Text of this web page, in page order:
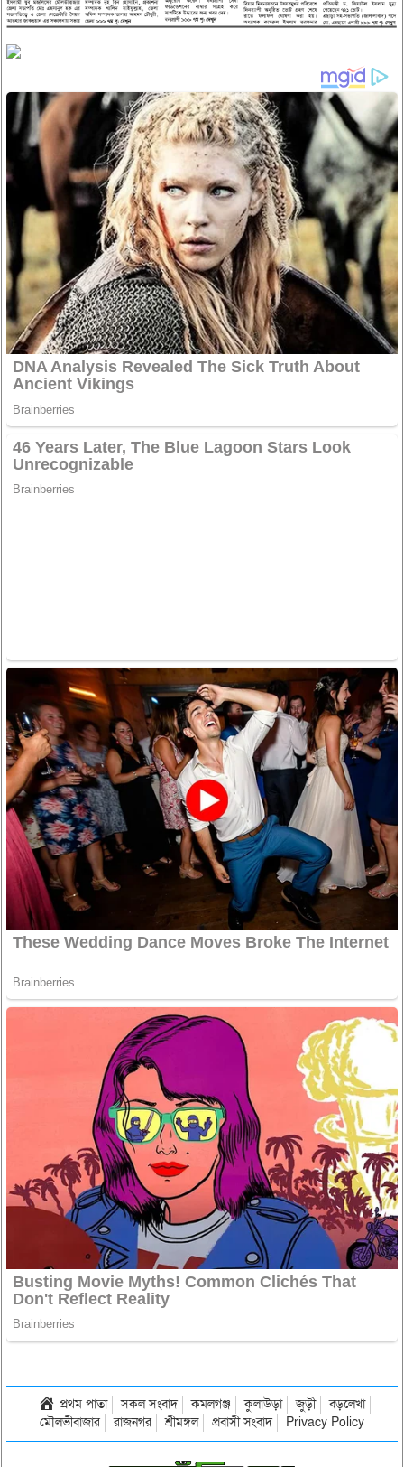
প্রথম পাতা সকল সংবাদ কমলগঞ্জ কুলাউড়া জুড়ী
বড়লেখা
মৌলভীবাজার
রাজনগর শ্রীমঙ্গল প্রবাসী সংবাদ Privacy Policy